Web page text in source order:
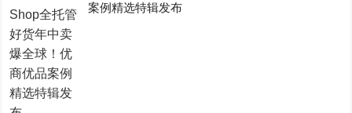
案例精选特辑发布